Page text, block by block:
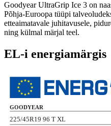
Goodyear UltraGrip Ice 3 on
Põhja-Euroopa tüüpi
etteaimatavale juhitavusele,
ning külmal märjal teel.
EL-i energiamärgis